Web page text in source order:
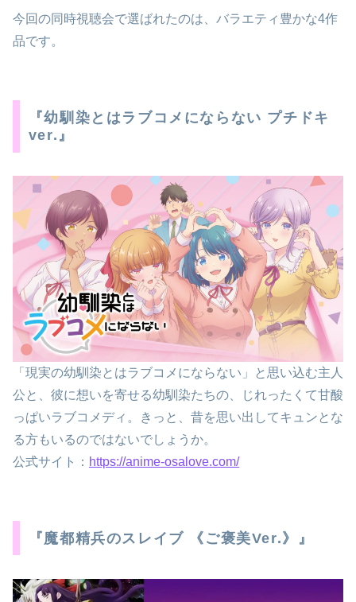
今回の同時視聴会で選ばれたのは、バラエティ豊かな4作
品です。
『幼馴染とはラブコメにならない プチドキ
ver.』
「現実の幼馴染とはラブコメにならない」と思い込む主人
公と、彼に想いを寄せる幼馴染たちの、じれったくて甘酸
っぱいラブコメディ。きっと、昔を思い出してキュンとな
る方もいるのではないでしょうか。
公式サイト： https://anime-osalove.com/
『魔都精兵のスレイブ 《ご褒美Ver.》』